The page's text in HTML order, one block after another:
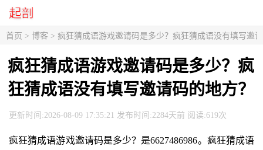
首页 > 博客 > 疯狂猜成语游戏邀请码是多少？疯狂猜成语没有填写邀
疯狂猜成语游戏邀请码是多少？疯
狂猜成语没有填写邀请码的地方？
更新时间:2026-08-09 17:35:21 发布时间:2284天前 阅读:619次
疯狂猜成语游戏邀请码是多少？是6627486986。疯狂猜成语